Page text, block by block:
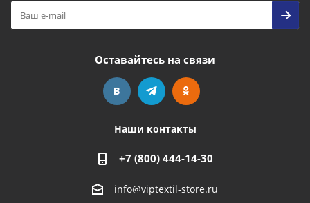
Оставайтесь на связи
Наши контакты
+7 (800) 444-14-30
info@viptextil-store.ru